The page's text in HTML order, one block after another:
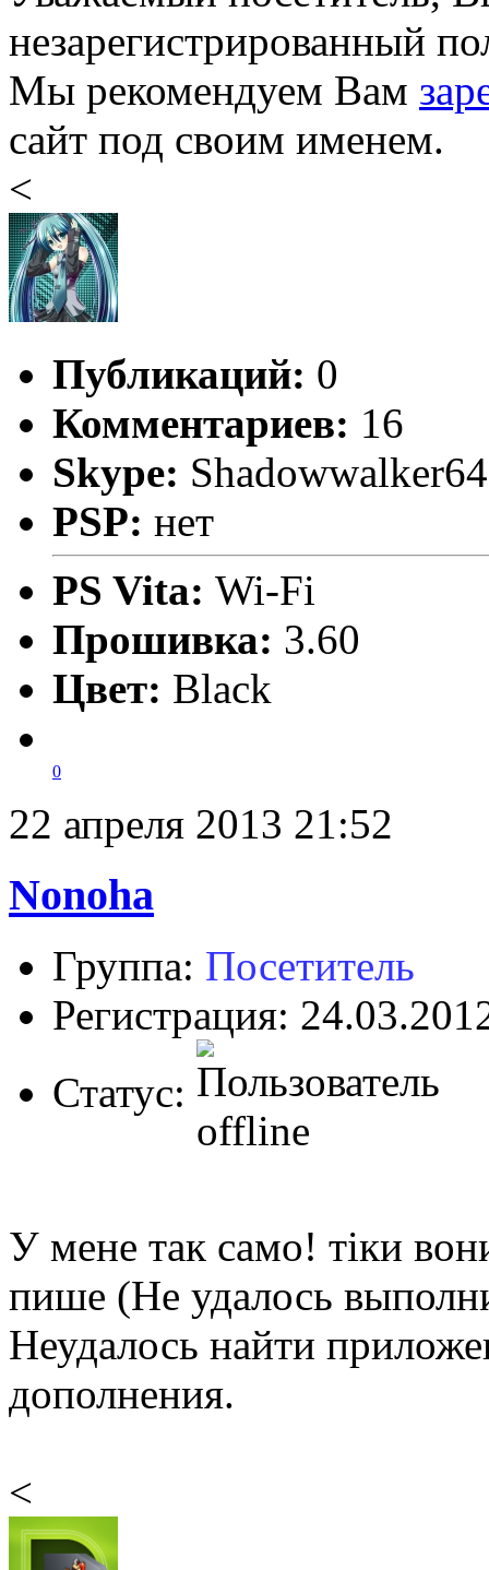
незарегистрированный
Мы рекомендуем Вам
сайт под своим именем.
<
Публикаций: 0
Комментариев: 16
Skype: Shadowwalker64
PSP: нет
PS Vita: Wi-Fi
Прошивка: 3.60
Цвет: Black
0
22 апреля 2013 21:52
Nonoha
Группа: Посетитель
Регистрация:
Статус:
У мене так само! тіки
пише (Не удалось
Неудалось найти
дополнения.
<